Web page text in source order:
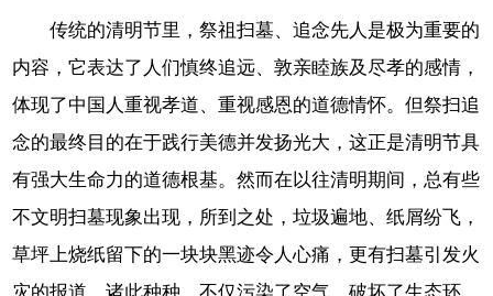
传统的清明节里，祭祖扫墓、追念先人是极为重要的
内容，它表达了人们慎终追远、敦亲睦族及尽孝的感情，
体现了中国人重视孝道、重视感恩的道德情怀。但祭扫追
念的最终目的在于践行美德并发扬光大，这正是清明节具
有强大生命力的道德根基。然而在以往清明期间，总有些
不文明扫墓现象出现，所到之处，垃圾遍地、纸屑纷飞，
草坪上烧纸留下的一块块黑迹令人心痛，更有扫墓引发火